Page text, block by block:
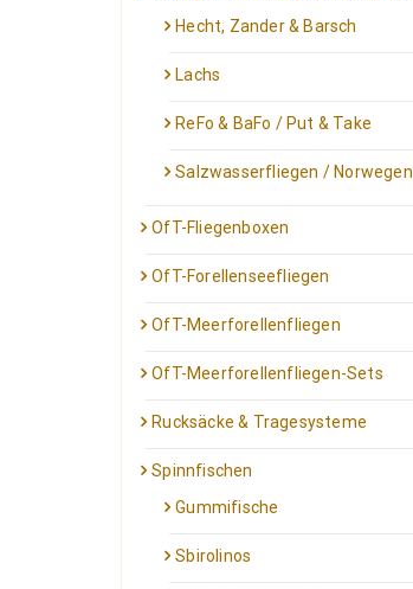
Hecht, Zander & Barsch
Lachs
ReFo & BaFo / Put & Take
Salzwasserfliegen / Norwegen
OfT-Fliegenboxen
OfT-Forellenseefliegen
OfT-Meerforellenfliegen
OfT-Meerforellenfliegen-Sets
Rucksäcke & Tragesysteme
Spinnfischen
Gummifische
Sbirolinos